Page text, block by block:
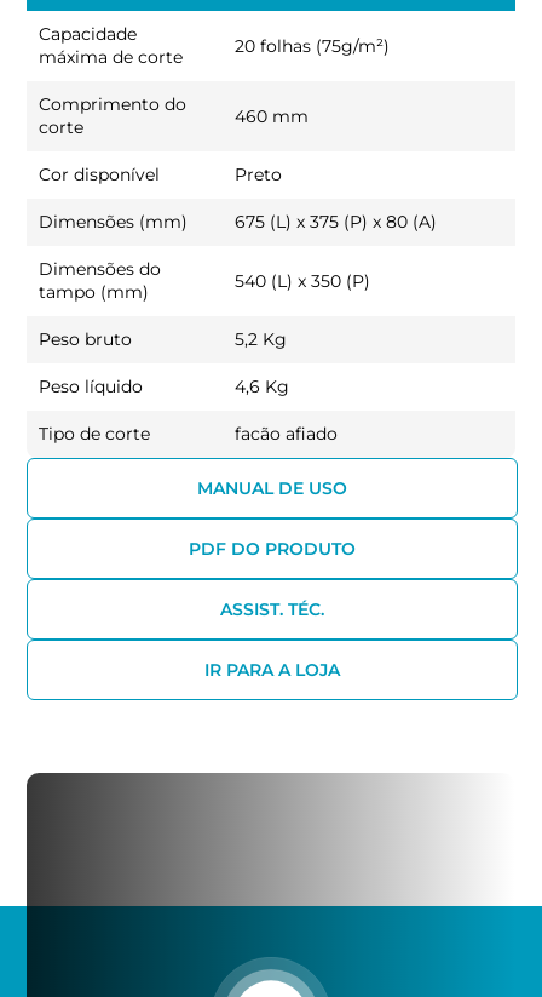
Capacidade
máxima de corte
20 folhas (75g/m²)
Comprimento do
corte
460 mm
Cor disponível Preto
Dimensões (mm) 675 (L) x 375 (P) x 80 (A)
Dimensões do
tampo (mm)
540 (L) x 350 (P)
Peso bruto 5,2 Kg
Peso líquido 4,6 Kg
Tipo de corte facão afiado
MANUAL DE USO
PDF DO PRODUTO
ASSIST. TÉC.
IR PARA A LOJA